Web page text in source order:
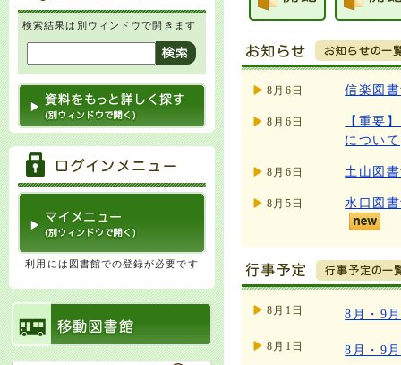
検索結果は別ウィンドウで開きます
利用には図書館での登録が必要です
8月6日 信楽図
8月6日
【重要
について
8月6日 土山図
8月5日 水口図
8月1日 8月・9
8月1日 8月・9